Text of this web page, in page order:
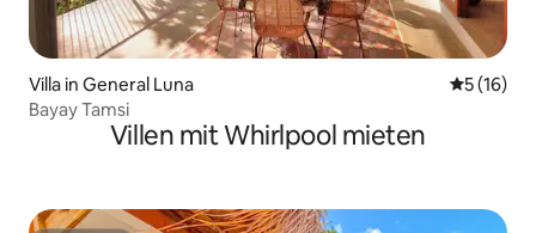
Villa in General Luna
5 (16)
Bayay Tamsi
Villen mit Whirlpool mieten